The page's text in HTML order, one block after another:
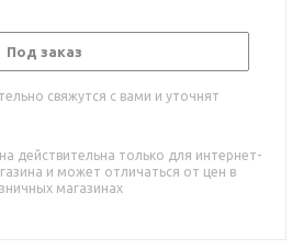
Под заказ
свяжутся с вами и уточнят
действительна только для интернет-
и может отличаться от цен в
магазинах